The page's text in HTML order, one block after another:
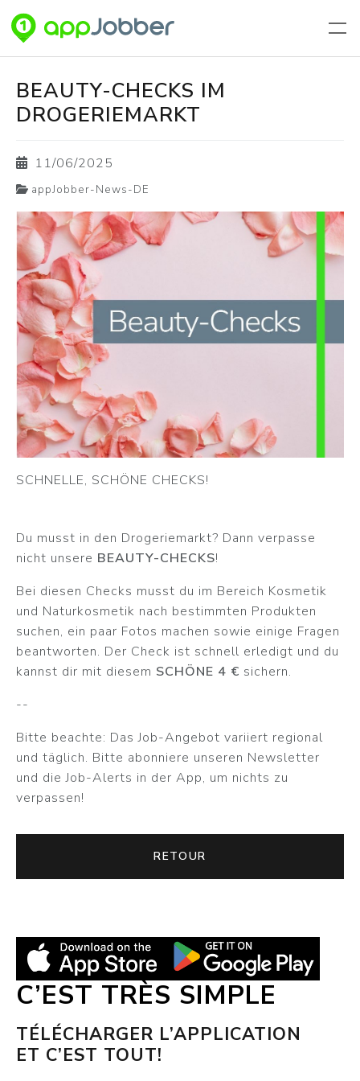
BEAUTY-CHECKS IM
DROGERIEMARKT
11/06/2025
appJobber-News-DE
SCHNELLE, SCHÖNE CHECKS!
Du musst in den Drogeriemarkt? Dann verpasse
nicht unsere BEAUTY-CHECKS!
Bei diesen Checks musst du im Bereich Kosmetik
und Naturkosmetik nach bestimmten Produkten
suchen, ein paar Fotos machen sowie einige Fragen
beantworten. Der Check ist schnell erledigt und du
kannst dir mit diesem SCHÖNE 4 € sichern.
--
Bitte beachte: Das Job-Angebot variiert regional
und täglich. Bitte abonniere unseren Newsletter
und die Job-Alerts in der App, um nichts zu
verpassen!
RETOUR
C’EST TRÈS SIMPLE
TÉLÉCHARGER L’APPLICATION
ET C’EST TOUT!